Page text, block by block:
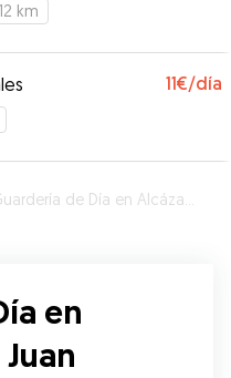
km
11€/día
de Día en Alcázar de San Juan
en